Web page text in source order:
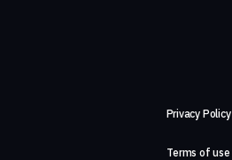
Privacy Policy
Terms of use